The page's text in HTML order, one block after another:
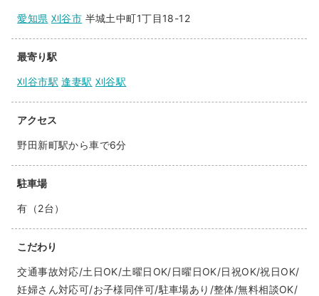
愛知県 刈谷市 半城土中町1丁目18-12
最寄り駅
刈谷市駅 逢妻駅 刈谷駅
アクセス
野田新町駅から車で6分
駐車場
有（2台）
こだわり
交通事故対応/土日OK/土曜日OK/日曜日OK/日祝OK/祝日OK/
妊婦さん対応可/お子様同伴可/駐車場あり/整体/無料相談OK/